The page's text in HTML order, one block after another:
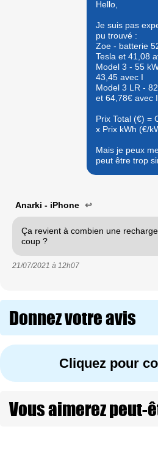
Hello,
Je suis pas
pu trouvé :
Zoe - batterie
Tesla et 41,08
Model 3 - 55
43,45 avec I
Model 3 LR -
et 64,78€ avec I
Prix Total (€) =
x Prix kWh (€/
Mais je peux
peut être trop
Anarki - iPhone ↩
Ça revient à combien une
coup ?
21/07/2021 à 12h07
Donnez votre avis
Cliquez pour
Vous aimerez peut-